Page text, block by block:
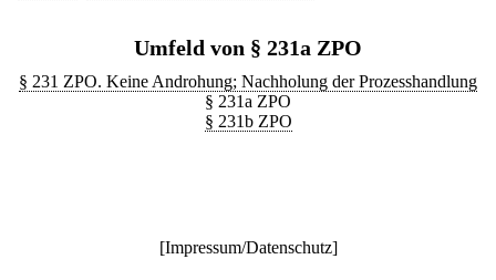
Umfeld von § 231a ZPO
§ 231 ZPO. Keine Androhung; Nachholung der Prozesshandlung
§ 231a ZPO
§ 231b ZPO
[Impressum/Datenschutz]